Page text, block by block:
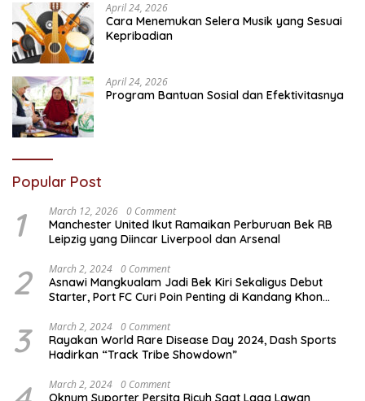
April 24, 2026
Cara Menemukan Selera Musik yang Sesuai
Kepribadian
April 24, 2026
Program Bantuan Sosial dan Efektivitasnya
Popular Post
1 March 12, 2026 0 Comment
Manchester United Ikut Ramaikan Perburuan Bek RB
Leipzig yang Diincar Liverpool dan Arsenal
2 March 2, 2024 0 Comment
Asnawi Mangkualam Jadi Bek Kiri Sekaligus Debut
Starter, Port FC Curi Poin Penting di Kandang Khon
3 March 2, 2024 0 Comment
Rayakan World Rare Disease Day 2024, Dash Sports
Hadirkan “Track Tribe Showdown”
March 2, 2024 0 Comment